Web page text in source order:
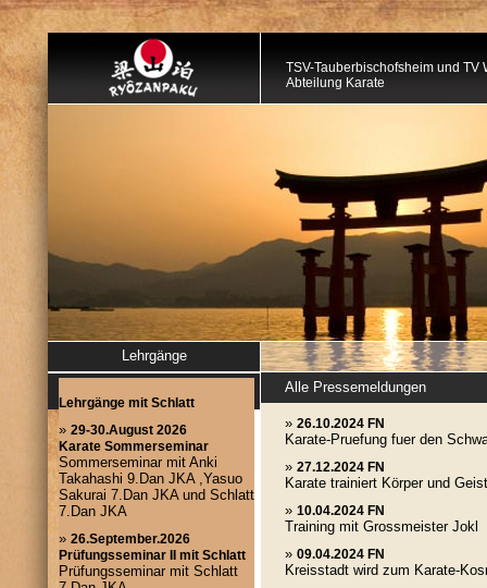
TSV-Tauberbischofsheim und TV
Abteilung Karate
Lehrgänge
Alle Pressemeldungen
» 26.10.2024 FN
Karate-Pruefung fuer den
» 27.12.2024 FN
Karate trainiert Körper und Geist
» 10.04.2024 FN
Training mit Grossmeister Jokl
» 09.04.2024 FN
Kreisstadt wird zum Karate-